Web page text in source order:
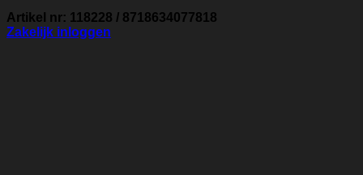
Artikel nr: 118228 / 8718634077818
Zakelijk inloggen